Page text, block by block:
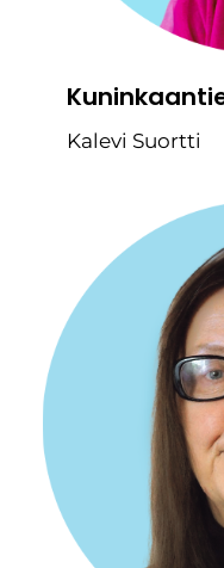
Kalevi Suortti